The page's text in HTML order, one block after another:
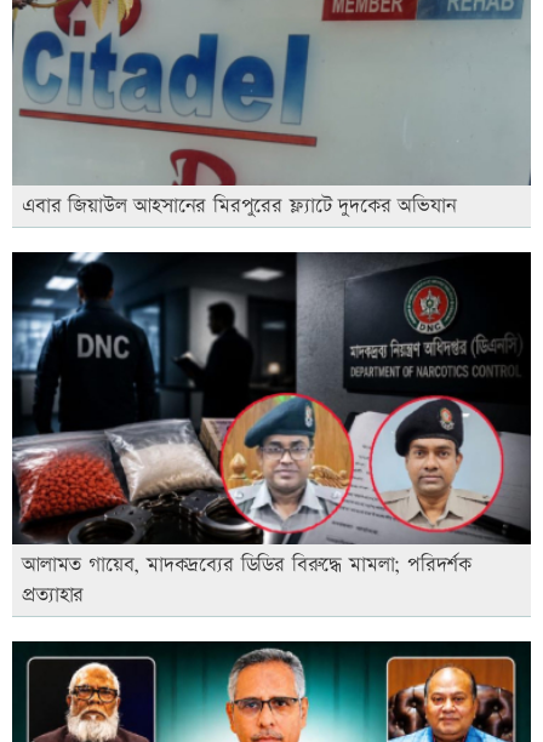
এবার জিয়াউল আহসানের মিরপুরের ফ্ল্যাটে দুদকের অভিযান
আলামত গায়েব, মাদকদ্রব্যের ডিডির বিরুদ্ধে মামলা; পরিদর্শক
প্রত্যাহার